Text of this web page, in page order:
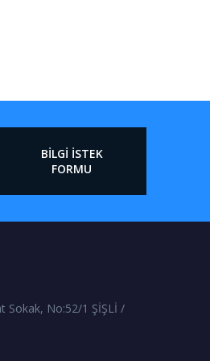
BILGI İSTEK
FORMU
Sokak, No:52/1 ŞİŞLİ /